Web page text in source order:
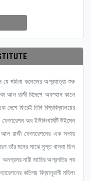
যে মহিলা কলেজের অগ্রযাত্রা শুরু
আল রাজী বিদেশে অবস্হান কালে
ফিরেই তিনি বিশ্ববিদ্যালয়ের
ফেডারেশন অব ইউনিভার্সিটি উইমেন
রাজী ফেডারেশনের এক সভায়
তাঁর মনের মাঝে সুপ্ত বাসনা ছিল
নারী জাতির অগ্রগতির পথ
কতিপয় বিদ্যানুরাগী মহিলা